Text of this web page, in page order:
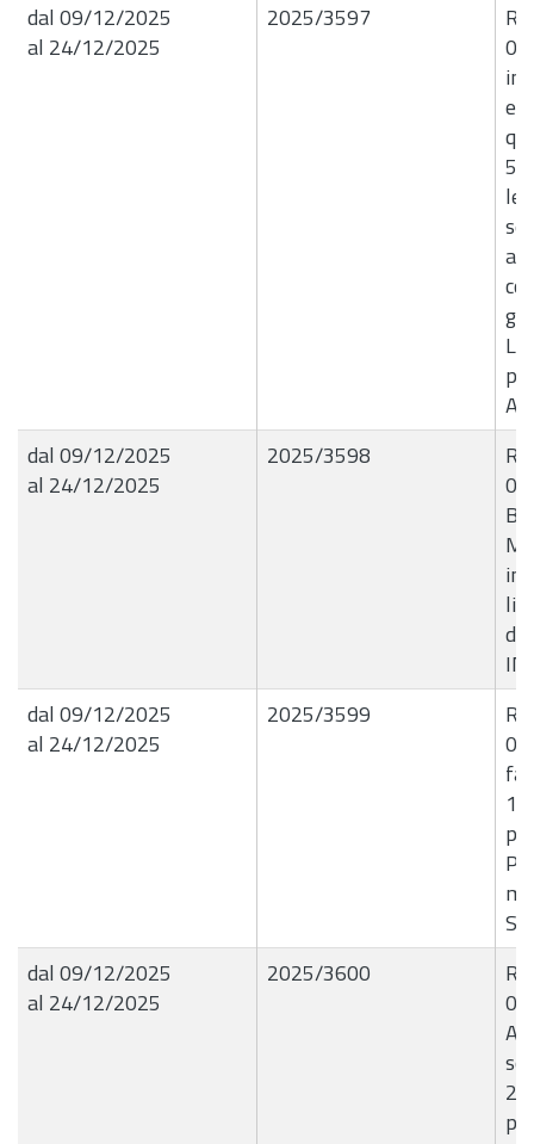
dal 09/12/2025
al 24/12/2025
2025/3597
ex
5,
dal 09/12/2025
al 24/12/2025
2025/3598
dal 09/12/2025
al 24/12/2025
2025/3599
dal 09/12/2025
al 24/12/2025
2025/3600